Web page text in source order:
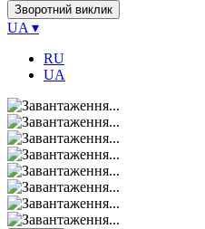
Зворотний виклик
UA ▾
RU
UA